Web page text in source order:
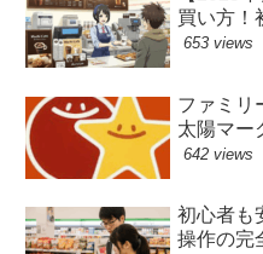
買い方！
653 views
ファミリ
太陽マー
642 views
初心者も
操作の完